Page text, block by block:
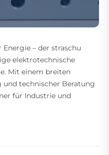
– der straschu
elektrotechnische
Mit einem breiten
technischer Beratung
für Industrie und